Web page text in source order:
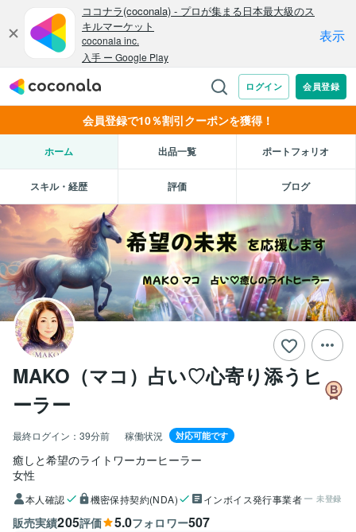
会員登録で10％割引クーポンを獲得！
ホーム 出品一覧 ポートフォリオ
スキル・経歴 評価 ブログ
MAKO（マコ）占い♡心寄り添うヒ
ーラー
最終ログイン： 39分前 稼働状況 対応可能です
癒しと希望のライトワーカーヒーラー
女性
本人確認 機密保持契約(NDA) インボイス発行事業者 未登録
販売実績205評価 5.0フォロワー507